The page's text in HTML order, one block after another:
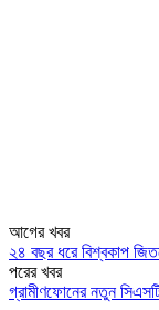
আগের খবর
২৪ বছর ধরে বিশ্বকাপ
পরের খবর
গ্রামীণফোনের নতুন